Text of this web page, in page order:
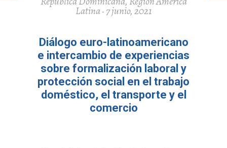
Latina · 7 junio, 2021
Diálogo euro-latinoamericano
e intercambio de experiencias
sobre formalización laboral y
protección social en el trabajo
doméstico, el transporte y el
comercio